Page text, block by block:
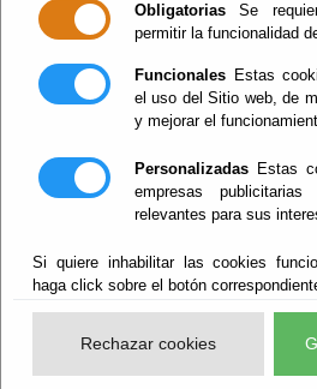
Obligatorias Se
permitir la funcionalidad
Funcionales Estas
el uso del Sitio web, de
y mejorar el
Personalizadas Estas
empresas
relevantes para sus
Si quiere inhabilitar las cookies
haga click sobre el botón
Rechazar cookies
Del : 22/07/2026 Al: 11/09/2026
Perido: 07 - Julio;08 - Agosto;09 -
Tipo: Otros
Del : 22/07/2026 Al: 12/08/2026
Lugar: Pulpí
Tipo: Publicaciones